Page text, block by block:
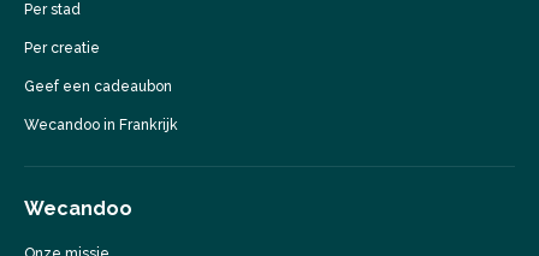
Per stad
Per creatie
Geef een cadeaubon
Wecandoo in Frankrijk
Wecandoo